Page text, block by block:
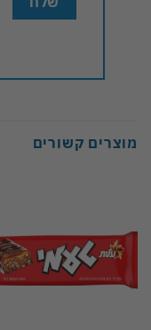
מוצרים קשורים